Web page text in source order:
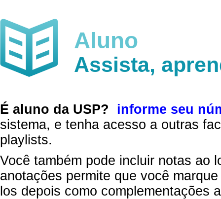
Aluno
Assista,
É aluno da USP?
informe seu
sistema, e tenha acesso a outras
playlists.
Você também pode incluir notas ao
anotações permite que você
los depois como complementações